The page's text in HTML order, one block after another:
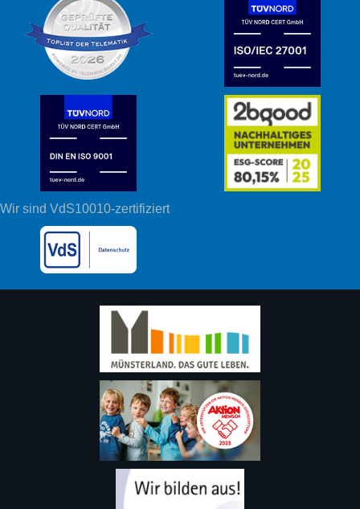
Wir sind VdS10010-zertifiziert